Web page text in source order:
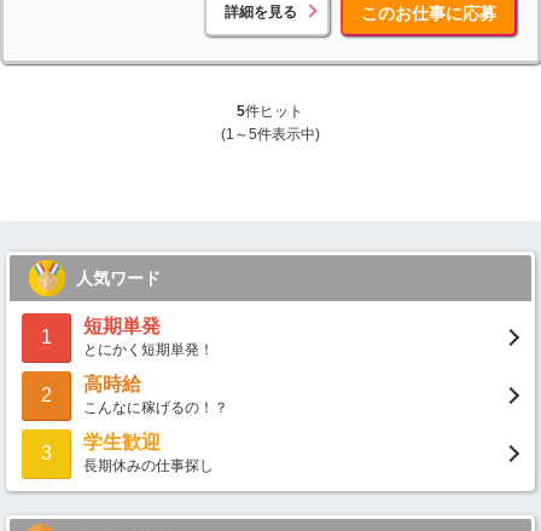
詳細を見る このお仕事に応募
5件ヒット
(1～5件表示中)
人気ワード
1
短期単発
とにかく短期単発！
2
高時給
こんなに稼げるの！？
3
学生歓迎
長期休みの仕事探し